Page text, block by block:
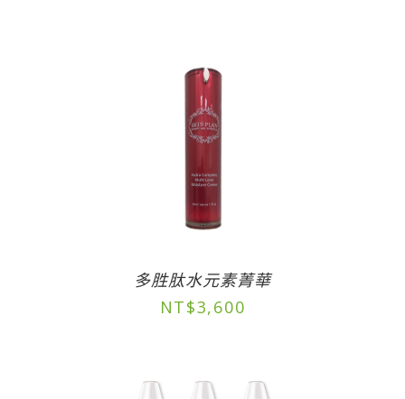
多胜肽水元素菁華
NT$3,600